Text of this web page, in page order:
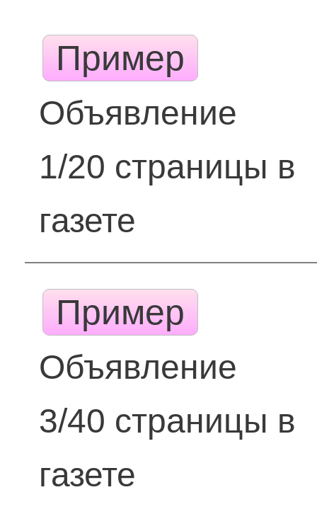
Пример
Объявление
1/20 страницы в
газете
Пример
Объявление
3/40 страницы в
газете